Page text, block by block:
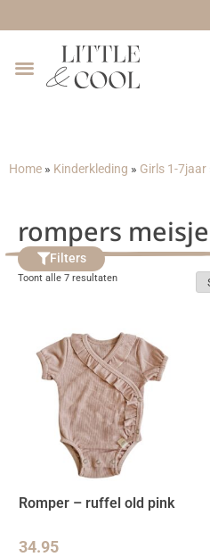
Home » Kinderkleding » Girls 1-7jaar
rompers
Filters
Toont alle 7 resultaten
Romper – ruffel old pink
34.95